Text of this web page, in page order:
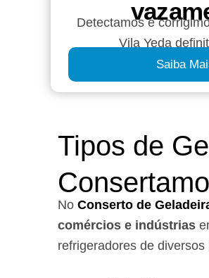
Detectamos e
Vila Yeda
Saiba
Tipos de
No Conserto de
comércios e indústrias
refrigeradores de